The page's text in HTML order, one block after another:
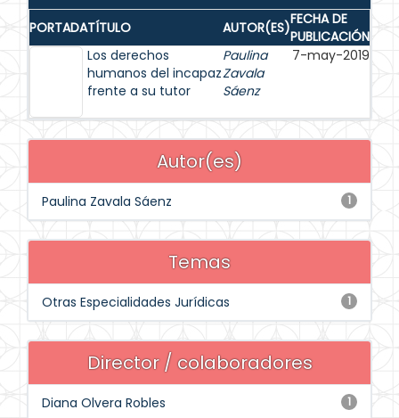
PORTADATÍTULO AUTOR(ES)FECHA DE
PUBLICACIÓN
Los derechos
humanos del incapaz
frente a su tutor
Paulina
Zavala
Sáenz
7-may-2019
Autor(es)
1
Paulina Zavala Sáenz
Temas
1
Otras Especialidades Jurídicas
Director / colaboradores
1
Diana Olvera Robles